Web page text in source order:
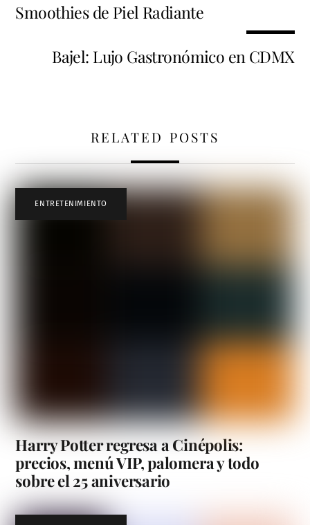
Smoothies de Piel Radiante
Bajel: Lujo Gastronómico en CDMX
RELATED POSTS
ENTRETENIMIENTO
Harry Potter regresa a Cinépolis:
precios, menú VIP, palomera y todo
sobre el 25 aniversario